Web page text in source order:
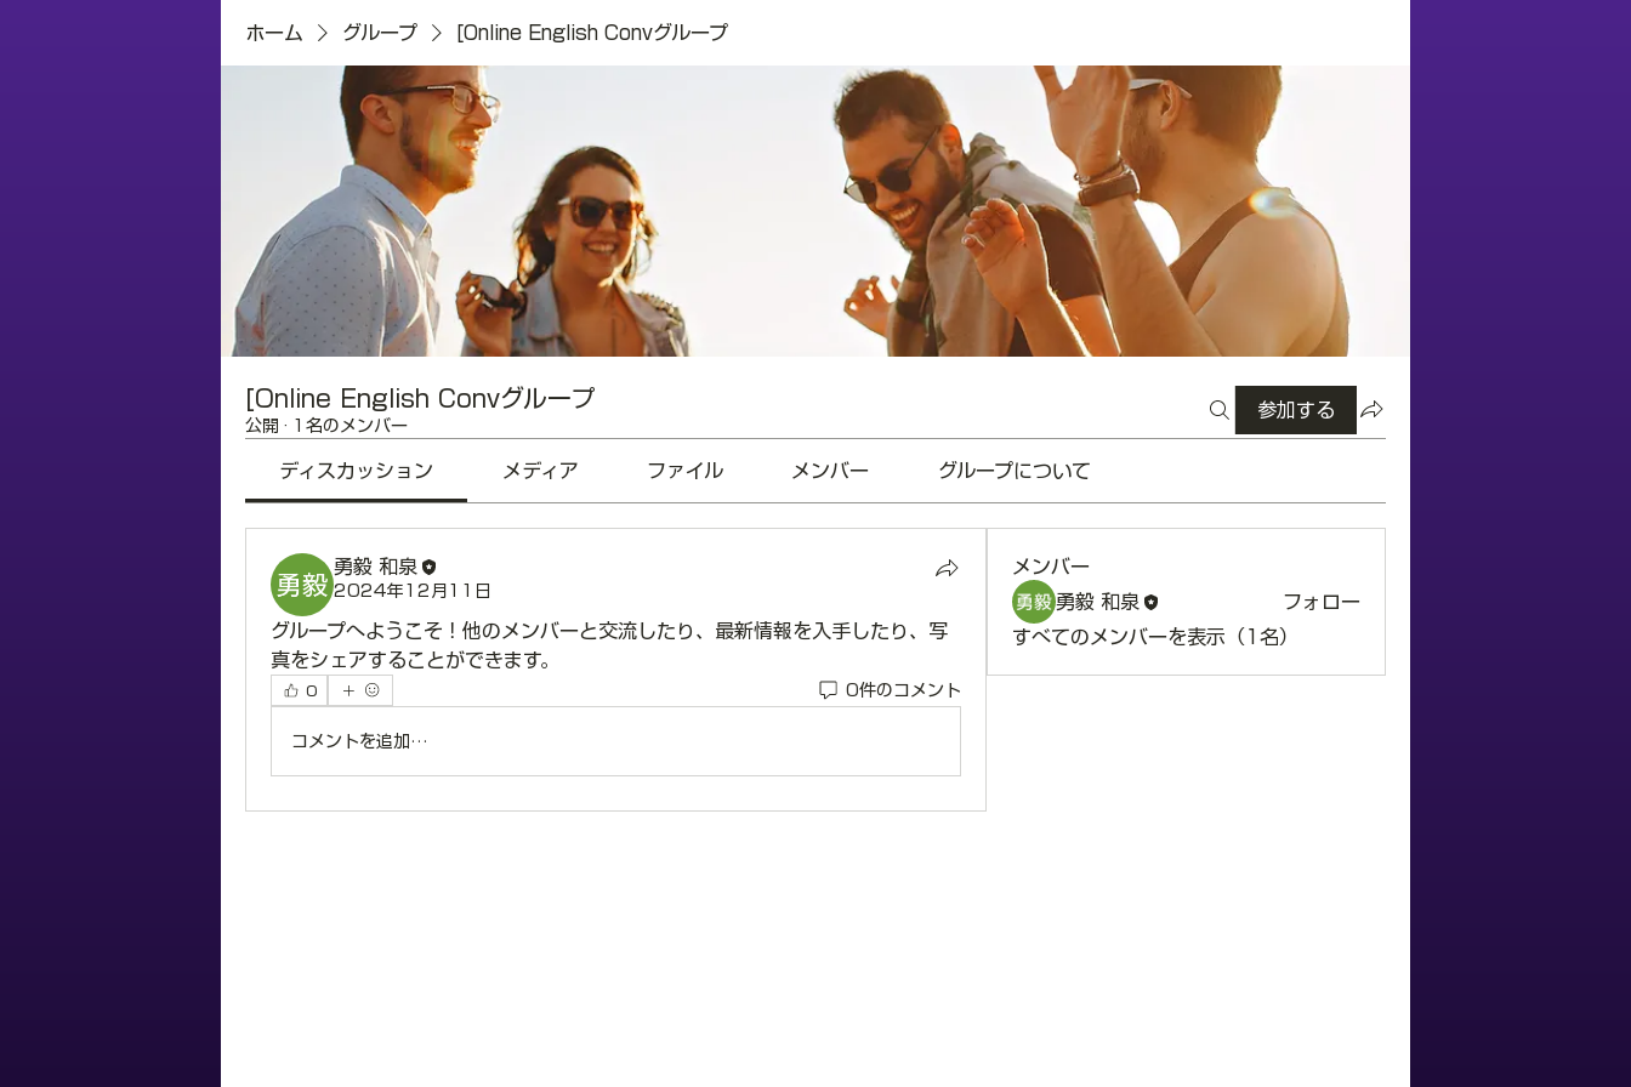
ホーム グループ [Online English Convグループ
[Online English Convグループ
公開 · 1名のメンバー
参加する
ディスカッション メディア ファイル メンバー グループについて
勇毅 和泉
2024年12月11日
グループへようこそ！他のメンバーと交流したり、最新情報を入手したり、写
真をシェアすることができます。
0 0件のコメント
コメントを追加…
メンバー
勇毅 和泉
フォロー
すべてのメンバーを表示（1名）